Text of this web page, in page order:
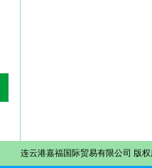
连云港嘉福国际贸易有限公司 版